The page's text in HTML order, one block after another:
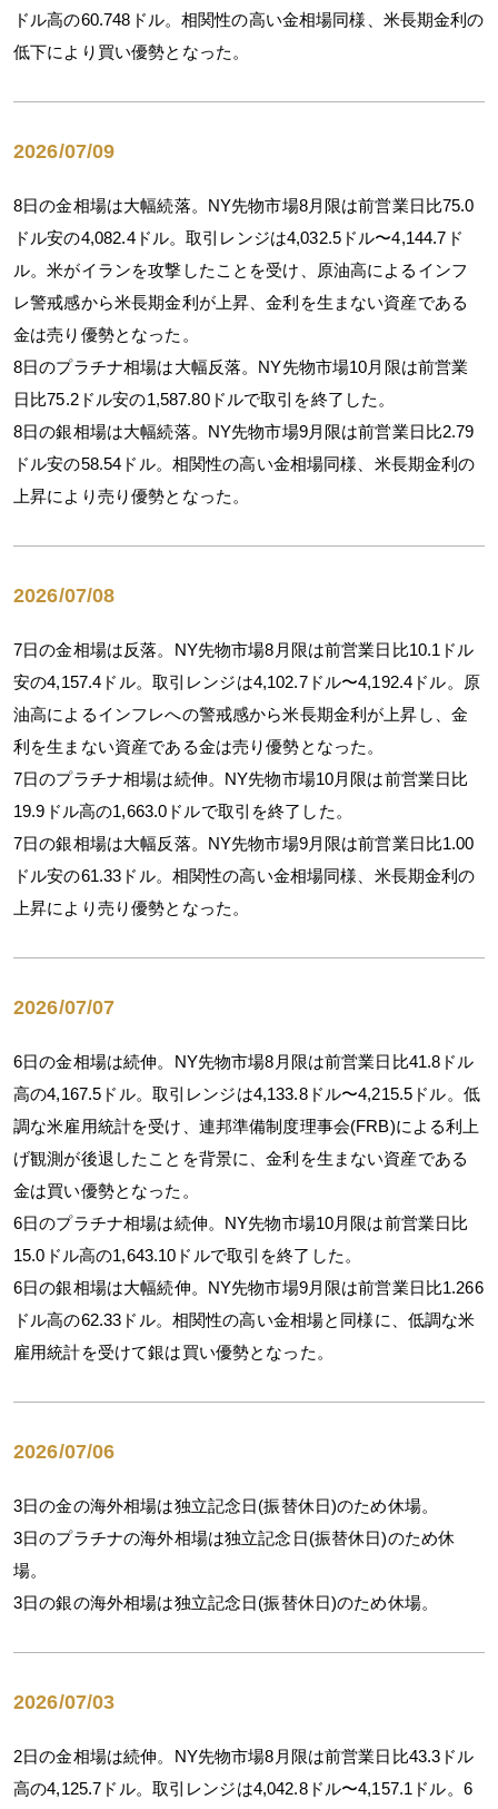
ドル高の60.748ドル。相関性の高い金相場同様、米長期金利の
低下により買い優勢となった。
2026/07/09
8日の金相場は大幅続落。NY先物市場8月限は前営業日比75.0
ドル安の4,082.4ドル。取引レンジは4,032.5ドル〜4,144.7ド
ル。米がイランを攻撃したことを受け、原油高によるインフ
レ警戒感から米長期金利が上昇、金利を生まない資産である
金は売り優勢となった。
8日のプラチナ相場は大幅反落。NY先物市場10月限は前営業
日比75.2ドル安の1,587.80ドルで取引を終了した。
8日の銀相場は大幅続落。NY先物市場9月限は前営業日比2.79
ドル安の58.54ドル。相関性の高い金相場同様、米長期金利の
上昇により売り優勢となった。
2026/07/08
7日の金相場は反落。NY先物市場8月限は前営業日比10.1ドル
安の4,157.4ドル。取引レンジは4,102.7ドル〜4,192.4ドル。原
油高によるインフレへの警戒感から米長期金利が上昇し、金
利を生まない資産である金は売り優勢となった。
7日のプラチナ相場は続伸。NY先物市場10月限は前営業日比
19.9ドル高の1,663.0ドルで取引を終了した。
7日の銀相場は大幅反落。NY先物市場9月限は前営業日比1.00
ドル安の61.33ドル。相関性の高い金相場同様、米長期金利の
上昇により売り優勢となった。
2026/07/07
6日の金相場は続伸。NY先物市場8月限は前営業日比41.8ドル
高の4,167.5ドル。取引レンジは4,133.8ドル〜4,215.5ドル。低
調な米雇用統計を受け、連邦準備制度理事会(FRB)による利上
げ観測が後退したことを背景に、金利を生まない資産である
金は買い優勢となった。
6日のプラチナ相場は続伸。NY先物市場10月限は前営業日比
15.0ドル高の1,643.10ドルで取引を終了した。
6日の銀相場は大幅続伸。NY先物市場9月限は前営業日比1.266
ドル高の62.33ドル。相関性の高い金相場と同様に、低調な米
雇用統計を受けて銀は買い優勢となった。
2026/07/06
3日の金の海外相場は独立記念日(振替休日)のため休場。
3日のプラチナの海外相場は独立記念日(振替休日)のため休
場。
3日の銀の海外相場は独立記念日(振替休日)のため休場。
2026/07/03
2日の金相場は続伸。NY先物市場8月限は前営業日比43.3ドル
高の4,125.7ドル。取引レンジは4,042.8ドル〜4,157.1ドル。6